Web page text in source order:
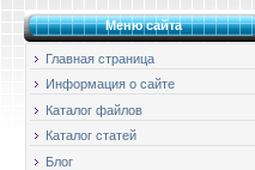
Меню сайта
Главная страница
Информация о сайте
Каталог файлов
Каталог статей
Блог